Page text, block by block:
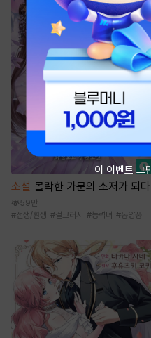
소설 몰락한 가문의 소저가 되다
59만
#전생/환생 #걸크러시 #능력녀 #동양풍
이 이벤트 그